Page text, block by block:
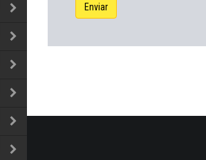
Enviar